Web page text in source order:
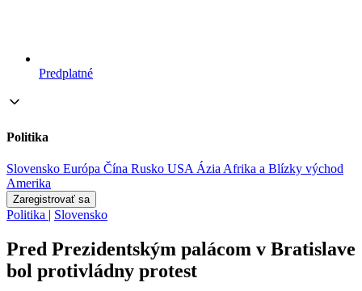
Predplatné
Politika
Slovensko Európa Čína Rusko USA ÁziaAfrika a Blízky východ
Amerika
Zaregistrovať sa
Politika | Slovensko
Pred Prezidentským palácom v Bratislave
bol protivládny protest